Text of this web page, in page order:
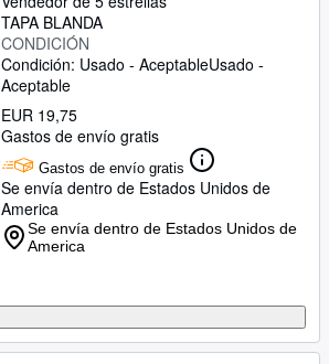
TAPA BLANDA
CONDICIÓN
Condición: Usado - AceptableUsado -
Aceptable
EUR 19,75
Gastos de envío gratis
Gastos de envío gratis
Se envía dentro de Estados Unidos de
America
Se envía dentro de Estados Unidos de
America